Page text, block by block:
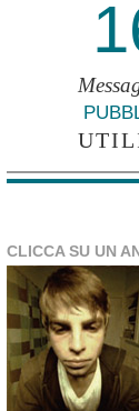
CLICCA SU UN